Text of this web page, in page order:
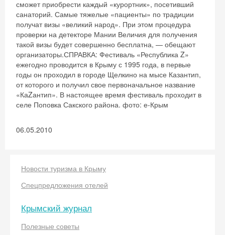
сможет приобрести каждый «курортник», посетивший
санаторий. Самые тяжелые «пациенты» по традиции
получат визы «великий народ». При этом процедура
проверки на детекторе Мании Величия для получения
такой визы будет совершенно бесплатна, — обещают
организаторы.СПРАВКА: Фестиваль «Республика Z»
ежегодно проводится в Крыму с 1995 года, в первые
годы он проходил в городе Щелкино на мысе Казантип,
от которого и получил свое первоначальное название
«КаZантип». В настоящее время фестиваль проходит в
селе Поповка Сакского района. фото: е-Крым
06.05.2010
Новости туризма в Крыму
Спецпредложения отелей
Крымский журнал
Полезные советы
Скидка −5%
Хочешь дешевле? Оставь почту и получи